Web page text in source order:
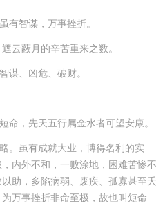
有智谋，万事挫折。
云蔽月的辛苦重来之数。
谋、凶危、破财。
命，先天五行属金水者可望安康。
。虽有成就大业，博得名利的实
内外不和，一败涂地，困难苦惨不
助，多陷病弱、废疾、孤寡甚至夭
万事挫折非命至极，故也叫短命